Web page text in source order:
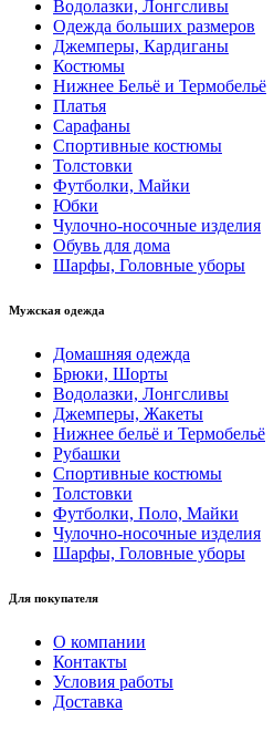
Водолазки, Лонгсливы
Одежда больших размеров
Джемперы, Кардиганы
Костюмы
Нижнее Бельё и Термобельё
Платья
Сарафаны
Спортивные костюмы
Толстовки
Футболки, Майки
Юбки
Чулочно-носочные изделия
Обувь для дома
Шарфы, Головные уборы
Мужская одежда
Домашняя одежда
Брюки, Шорты
Водолазки, Лонгсливы
Джемперы, Жакеты
Нижнее бельё и Термобельё
Рубашки
Спортивные костюмы
Толстовки
Футболки, Поло, Майки
Чулочно-носочные изделия
Шарфы, Головные уборы
Для покупателя
О компании
Контакты
Условия работы
Доставка